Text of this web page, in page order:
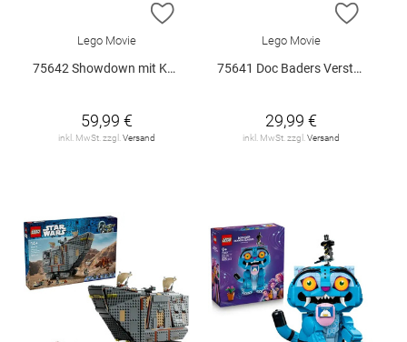
ZUR WUNSCHLISTE HINZUFÜGEN
Lego Movie
75642 Showdown mit Kapitän Smoker V29
59,99 €
inkl. MwSt. zzgl.Versand
ZUR
Lego Movie
75641 Doc Baders Versteck V29
29,99 €
inkl. MwSt. zzgl.Versand